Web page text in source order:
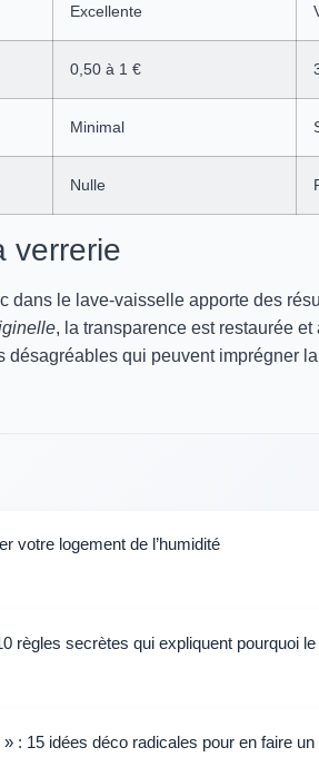
Excellente
0,50 à 1 €
Minimal
Nulle
verrerie
dans le lave-vaisselle apporte des
, la transparence est restaurée
qui peuvent imprégner
votre logement de l’humidité
règles secrètes qui expliquent pourquoi
: 15 idées déco radicales pour en faire